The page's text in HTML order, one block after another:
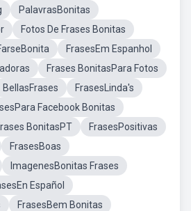
PalavrasBonitas
Fotos De Frases Bonitas
FrasesEm Espanhol
Frases BonitasPara Fotos
BellasFrases
FrasesLinda's
Facebook Bonitas
BonitasPT
FrasesPositivas
FrasesBoas
ImagenesBonitas Frases
Español
FrasesBem Bonitas